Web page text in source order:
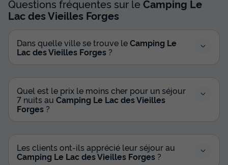
Questions fréquentes sur leCamping Le
Lac des Vieilles Forges
Dans quelle ville se trouve leCamping Le
Lac des Vieilles Forges ?
Quel est le prix le moins cher pour un séjour
7 nuits au Camping Le Lac des Vieilles
Forges ?
Les clients ont-ils apprécié leur séjour au
Camping Le Lac des Vieilles Forges ?